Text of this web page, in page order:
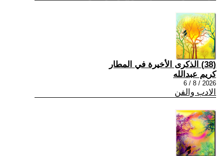
(38) الذكرى الأخيرة في المطار
كريم عبدالله
2026 / 8 / 6
الادب والفن